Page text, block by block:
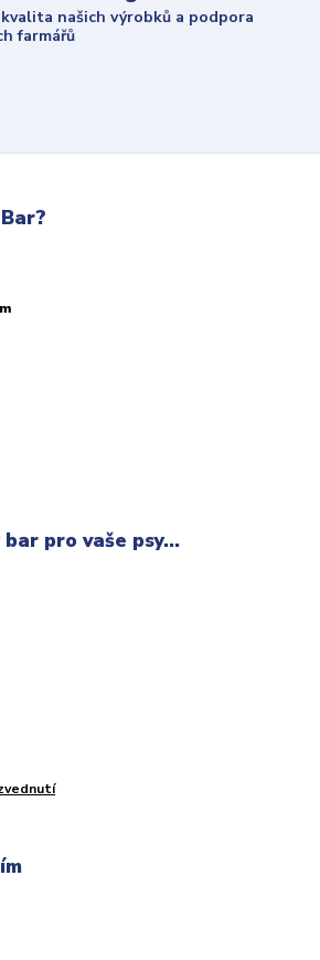
našich výrobků a podpora
farmářů
pro vaše psy...